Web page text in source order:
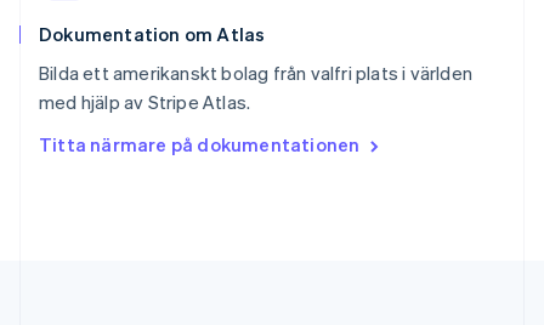
Dokumentation om Atlas
Bilda ett amerikanskt bolag från valfri plats i världen
med hjälp av Stripe Atlas.
Titta närmare på dokumentationen
Sverige
Thailand
ไทยEnglish
English